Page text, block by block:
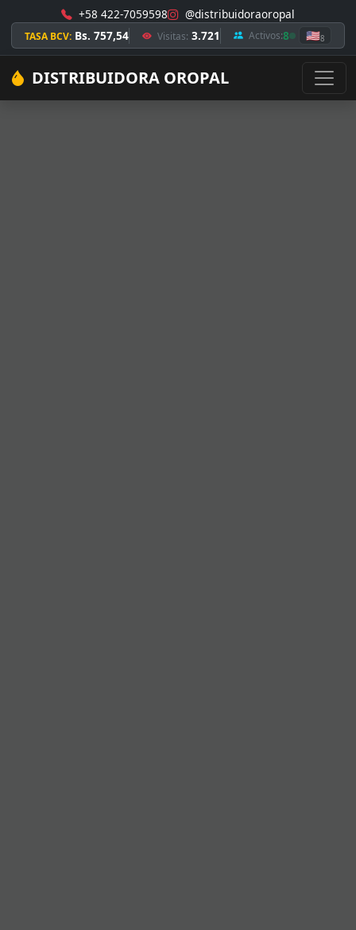
+58 422-7059598 @distribuidoraoropal
TASA BCV: Bs. 757,54 Visitas: 3.721 Activos:8 🇺🇸8
DISTRIBUIDORA OROPAL